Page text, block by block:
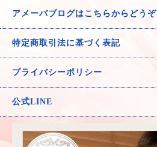
アメーバブログはこちらからどうぞ
特定商取引法に基づく表記
プライバシーポリシー
公式LINE